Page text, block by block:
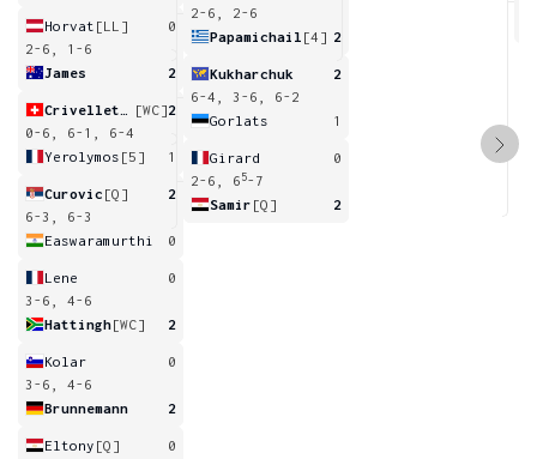
Horvat [LL]
0
2-6, 1-6
James
2
[WC]2
0-6, 6-1, 6-4
Yerolymos [5] 1
Curovic [Q]
2
6-3, 6-3
Easwaramurthi
0
Lene
0
3-6, 4-6
Hattingh[WC] 2
Kolar
0
3-6, 4-6
Brunnemann
2
Eltony [Q]
0
2-6, 2-6
Papamichail [4] 2
Kukharchuk
2
6-4, 3-6, 6-2
Gorlats
1
Girard
0
2-6, 6 5-7
Samir [Q] 2